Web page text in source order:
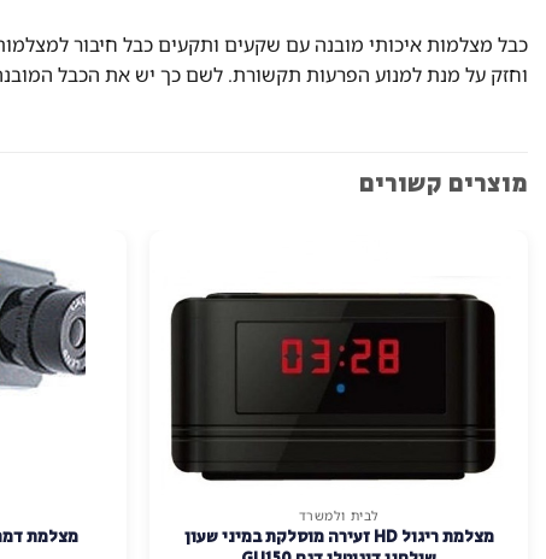
כבל מצלמות איכותי מובנה עם שקעים ותקעים כבל חיבור
וחזק על מנת למנוע הפרעות תקשורת. לשם כך יש את הכבל המובנה באורך 10 מטר, לחיבור קל, מהיר ואיכותי. אין צורך להתפשר באיכות.
מוצרים קשורים
לבית ולמשרד
מצלמת ריגול HD זעירה מוסלקת במיני שעון
מצלמת